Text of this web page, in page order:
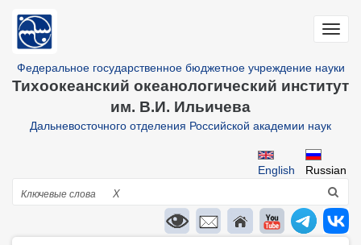
основному
Федеральное государственное бюджетное учреждение науки
Тихоокеанский океанологический институт
им. В.И. Ильичева
Дальневосточного отделения Российской академии наук
Russian
English
Поиск
X